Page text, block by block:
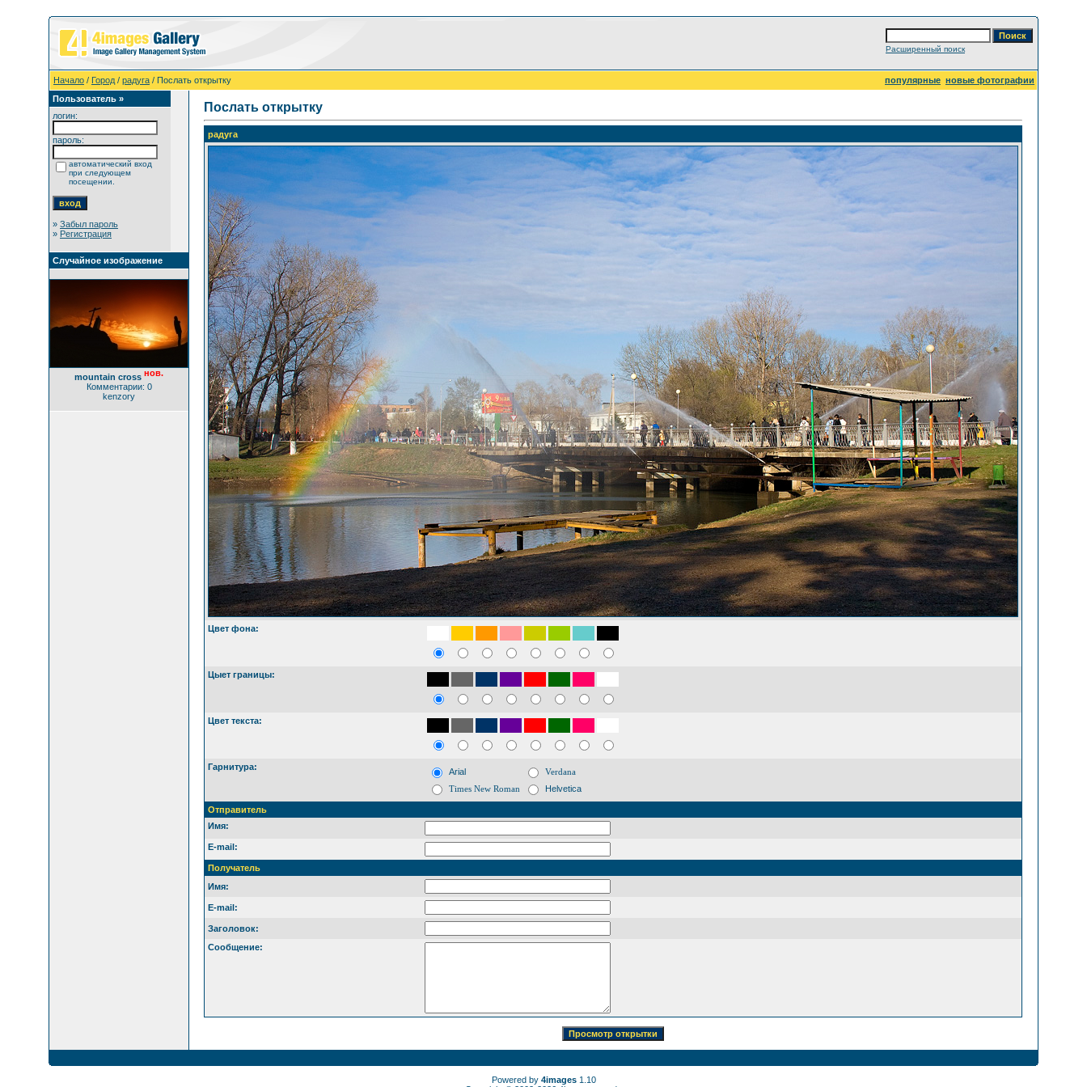
Расширенный поиск
Начало / Город / радуга / Послать открытку популярные новые фотографии
Пользователь »
логин:
пароль:
автоматический вход
при следующем
посещении.
» Забыл пароль
» Регистрация
Случайное изображение
mountain cross нов.
Комментарии: 0
kenzory
Послать открытку
радуга
Цвет фона:
Цыет границы:
Цвет текста:
Гарнитура: Arial
Verdana
Times New Roman
Helvetica
Отправитель
Имя:
E-mail:
Получатель
Имя:
E-mail:
Заголовок:
Сообщение:
Powered by 4images1.10